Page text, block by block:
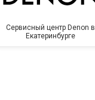
Сервисный центр Denon в
Екатеринбурге